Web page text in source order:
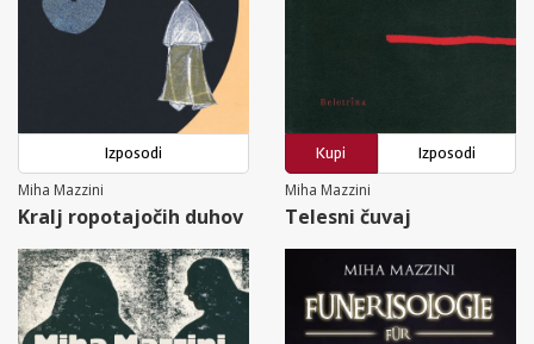
Izposodi
Miha Mazzini
Kralj ropotajočih duhov
Kupi
Izposodi
Miha Mazzini
Telesni čuvaj